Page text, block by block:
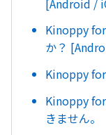
Kinoppy
か？
Kinoppy
Kinoppy
きません。